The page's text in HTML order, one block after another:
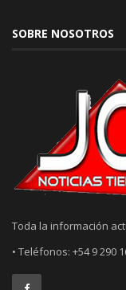
SOBRE NOSOTROS
Toda la información
• Teléfonos: +54 9 290